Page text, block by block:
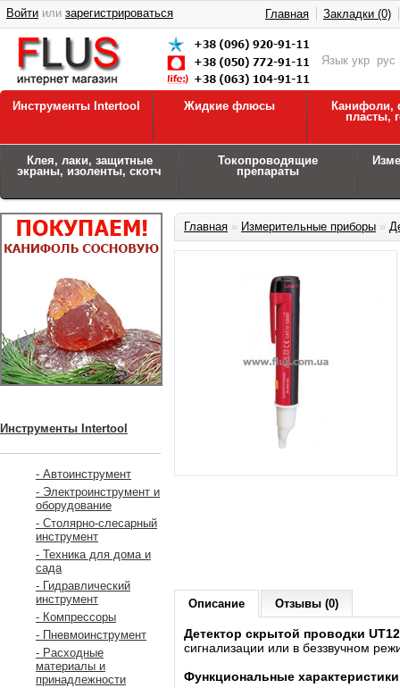
Язык укр рус
Войти или зарегистрироваться Главная Закладки (0)
Инструменты Intertool Жидкие флюсы
Канифоли,
пласты,
Клея, лаки, защитные
экраны, изоленты, скотч
Токопроводящие
препараты
Инструменты Intertool
- Автоинструмент
- Электроинструмент и
оборудование
- Столярно-слесарный
инструмент
- Техника для дома и
сада
- Гидравлический
инструмент
- Компрессоры
- Пневмоинструмент
- Расходные
материалы и
принадлежности
Главная » Измерительные приборы »
Описание Отзывы (0)
Детектор скрытой проводки
сигнализации или в беззвучном
Функциональные